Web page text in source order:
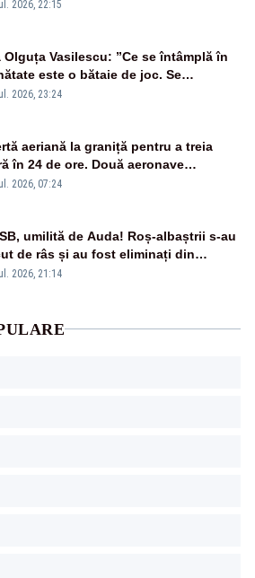
2026, 22:15
Olguța Vasilescu: ”Ce se întâmplă în
este o bătaie de joc. Se
extraordinar de prost”
2026, 23:24
aeriană la graniță pentru a treia
în 24 de ore. Două aeronave
britanice au fost ridicate de la
2026, 07:24
umilită de Auda! Roș-albaștrii s-au
de râs și au fost eliminați din
League
2026, 21:14